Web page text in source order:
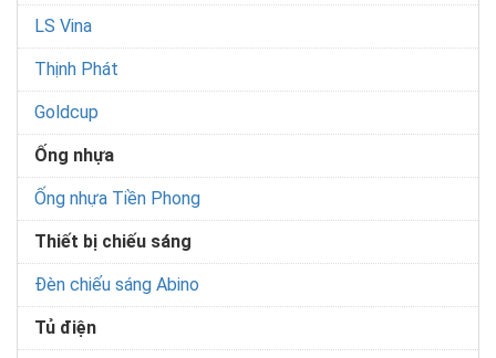
LS Vina
Thịnh Phát
Goldcup
Ống nhựa
Ống nhựa Tiền Phong
Thiết bị chiếu sáng
Đèn chiếu sáng Abino
Tủ điện